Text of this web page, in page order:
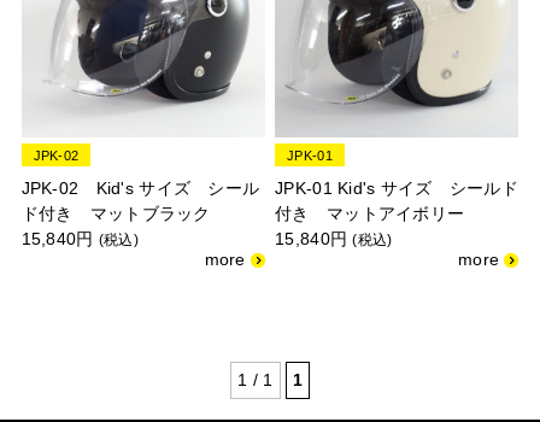
JPK-02
JPK-02 Kid's サイズ シール
ド付き マットブラック
15,840円 (税込)
JPK-01
JPK-01 Kid's サイズ シールド
付き マットアイボリー
15,840円(税込)
1 / 1 1